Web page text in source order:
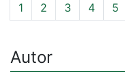
1 2 3 4 5
Autor